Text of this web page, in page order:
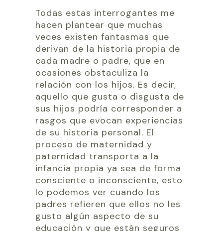
Todas estas interrogantes me
hacen plantear que muchas
veces existen fantasmas que
derivan de la historia propia de
cada madre o padre, que en
ocasiones obstaculiza la
relación con los hijos. Es decir,
aquello que gusta o disgusta de
sus hijos podría corresponder a
rasgos que evocan experiencias
de su historia personal. El
proceso de maternidad y
paternidad transporta a la
infancia propia ya sea de forma
consciente o inconsciente, esto
lo podemos ver cuando los
padres refieren que ellos no les
gusto algún aspecto de su
educación y que están seguros